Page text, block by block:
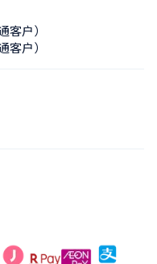
客户）
客户）